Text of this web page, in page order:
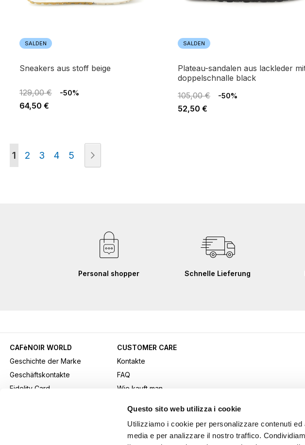
Questo sito web utilizza i cookie
Utilizziamo i cookie per personalizzare contenuti
media e per analizzare il nostro traffico.
SALDEN
sneakers aus stoff beige
129,00 € -50%
64,50 €
SALDEN
plateau-sandalen aus lackleder mit
doppelschnalle black
105,00 €
-50%
52,50 €
Sie lesen gerade die Seite
1 Seite
2 Seite
3 Seite
4 Seite
5
Personal shopper Schnelle Lieferung
CAFèNOIR WORLD
Geschichte der Marke
Geschäftskontakte
Fidelity Card
CUSTOMER CARE
Kontakte
FAQ
Wie kauft man
Versand
Rücksendungen und
Widerrufe